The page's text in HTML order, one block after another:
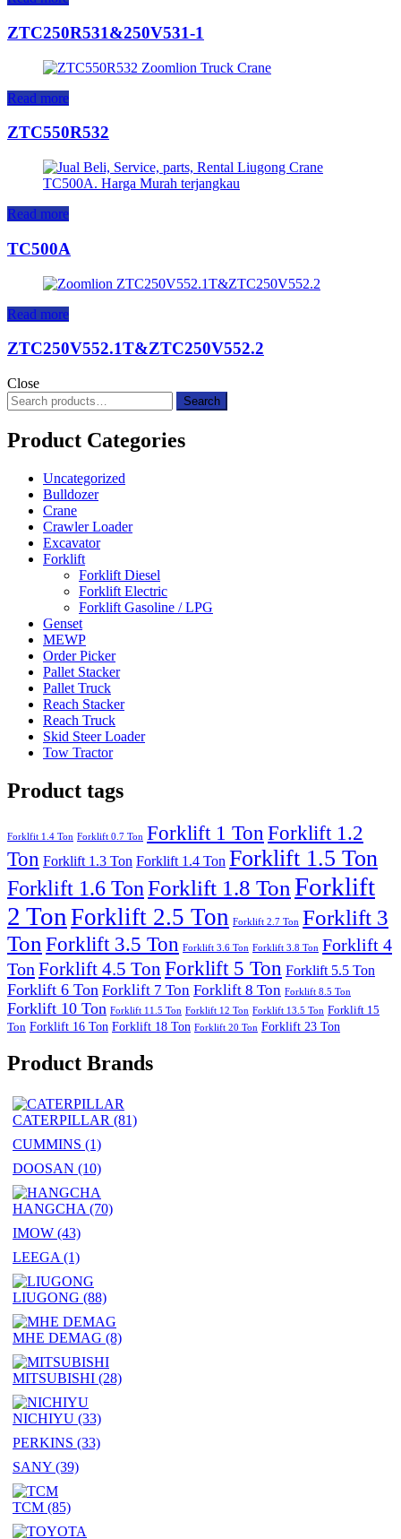
ZTC250R531&250V531-1
Read more
ZTC550R532
Read more
TC500A
Read more
ZTC250V552.1T&ZTC250V552.2
Close
Search
for:
Search
Product Categories
Uncategorized
Bulldozer
Crane
Crawler Loader
Excavator
Forklift
Forklift Diesel
Forklift Electric
Forklift Gasoline / LPG
Genset
MEWP
Order Picker
Pallet Stacker
Pallet Truck
Reach Stacker
Reach Truck
Skid Steer Loader
Tow Tractor
Product tags
Forklfit 1.4 Ton Forklift 0.7 Ton Forklift 1 Ton Forklift 1.2
Ton Forklift 1.3 Ton Forklift 1.4 Ton Forklift 1.5 Ton
Forklift 1.6 TonForklift 1.8 Ton Forklift
2 Ton Forklift 2.5 Ton Forklift 2.7 Ton Forklift 3
Ton Forklift 3.5 Ton Forklift 3.6 Ton Forklift 3.8 Ton Forklift 4
Ton Forklift 4.5 Ton Forklift 5 Ton Forklift 5.5 Ton
Forklift 6 Ton Forklift 7 Ton Forklift 8 Ton Forklift 8.5 Ton
Forklift 10 Ton Forklift 11.5 Ton Forklift 12 Ton Forklift 13.5 Ton Forklift 15
Ton Forklift 16 Ton Forklift 18 Ton Forklift 20 Ton Forklift 23 Ton
Product Brands
CATERPILLAR (81)
CUMMINS (1)
DOOSAN (10)
HANGCHA (70)
IMOW (43)
LEEGA (1)
LIUGONG (88)
MHE DEMAG (8)
MITSUBISHI (28)
NICHIYU (33)
PERKINS (33)
SANY (39)
TCM (85)